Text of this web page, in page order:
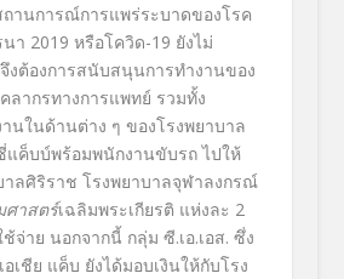
านการณ์การแพร่ระบาดของโรค
นา 2019 หรือโควิด-19 ยังไม่
งต้องการสนับสนุนการทำงานของ
ลากรทางการแพทย์ รวมทั้ง
นในด้านต่าง ๆ ของโรงพยาบาล
แค็บบ์พร้อมพนักงานขับรถ ไปให้
าลศิริราช โรงพยาบาลจุฬาลงกรณ์
ศาสตร์เฉลิมพระเกียรติ แห่งละ 2
จ่าย นอกจากนี้ กลุ่ม ซี.เอ.เอส. ซึ่ง
เชีย แค็บ ยังได้มอบเงินให้กับโรง